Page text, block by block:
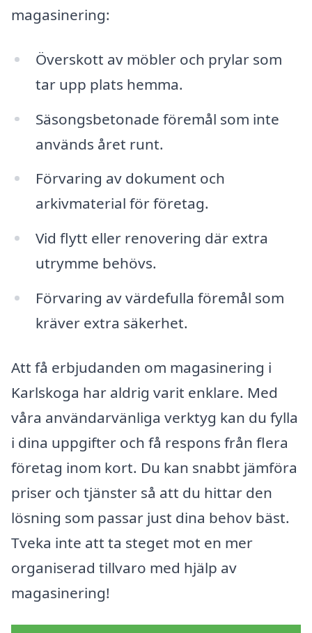
magasinering:
Överskott av möbler och prylar som
tar upp plats hemma.
Säsongsbetonade föremål som inte
används året runt.
Förvaring av dokument och
arkivmaterial för företag.
Vid flytt eller renovering där extra
utrymme behövs.
Förvaring av värdefulla föremål som
kräver extra säkerhet.
Att få erbjudanden om magasinering i
Karlskoga har aldrig varit enklare. Med
våra användarvänliga verktyg kan du fylla
i dina uppgifter och få respons från flera
företag inom kort. Du kan snabbt jämföra
priser och tjänster så att du hittar den
lösning som passar just dina behov bäst.
Tveka inte att ta steget mot en mer
organiserad tillvaro med hjälp av
magasinering!